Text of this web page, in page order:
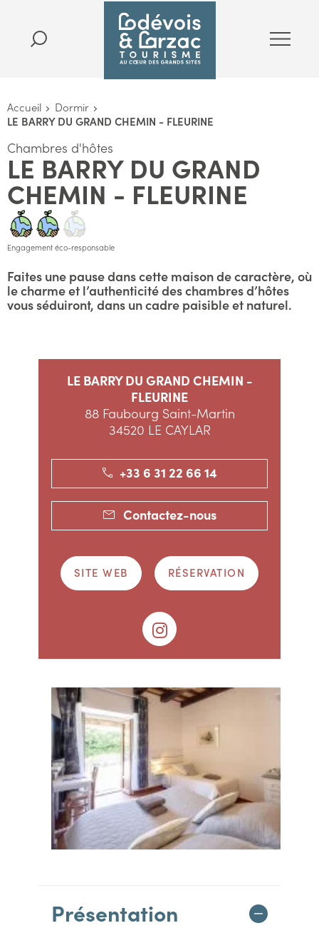
Accueil
Dormir
LE BARRY DU GRAND CHEMIN - FLEURINE
Chambres d'hôtes
LE BARRY DU GRAND
CHEMIN - FLEURINE
Engagement éco-responsable
Faites une pause dans cette maison de caractère, où
le charme et l’authenticité des chambres d’hôtes
vous séduiront, dans un cadre paisible et naturel.
LE BARRY DU GRAND CHEMIN -
FLEURINE
88 Faubourg Saint-Martin
34520 LE CAYLAR
+33 6 31 22 66 14
Contactez-nous
SITE WEB RÉSERVATION
Présentation